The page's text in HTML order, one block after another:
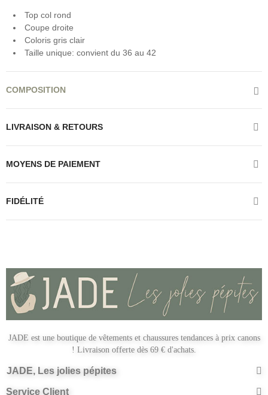
Top col rond
Coupe droite
Coloris gris clair
Taille unique: convient du 36 au 42
COMPOSITION
LIVRAISON & RETOURS
MOYENS DE PAIEMENT
FIDÉLITÉ
JADE est une boutique de vêtements et chaussures tendances à prix canons
! Livraison offerte dès 69 € d'achats.
JADE, Les jolies pépites
Service Client